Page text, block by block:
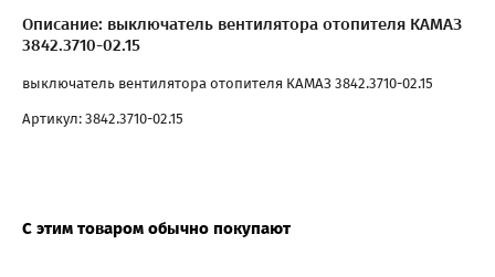
Описание: выключатель вентилятора отопителя КАМАЗ
3842.3710-02.15
выключатель вентилятора отопителя КАМАЗ 3842.3710-02.15
Артикул: 3842.3710-02.15
С этим товаром обычно покупают